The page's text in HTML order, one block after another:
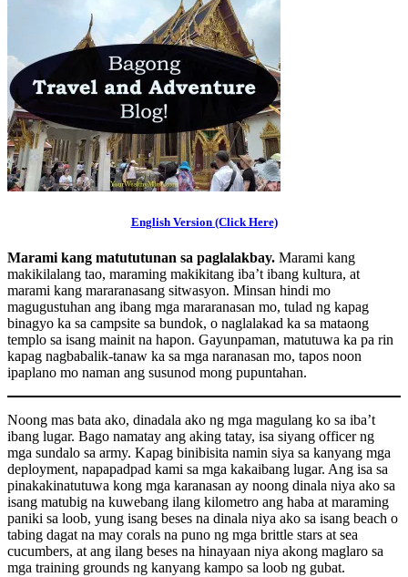
English Version (Click Here)
Marami kang matututunan sa paglalakbay. Marami kang
makikilalang tao, maraming makikitang iba’t ibang kultura, at
marami kang mararanasang sitwasyon. Minsan hindi mo
magugustuhan ang ibang mga mararanasan mo, tulad ng kapag
binagyo ka sa campsite sa bundok, o naglalakad ka sa mataong
templo sa isang mainit na hapon. Gayunpaman, matutuwa ka pa rin
kapag nagbabalik-tanaw ka sa mga naranasan mo, tapos noon
ipaplano mo naman ang susunod mong pupuntahan.
Noong mas bata ako, dinadala ako ng mga magulang ko sa iba’t
ibang lugar. Bago namatay ang aking tatay, isa siyang officer ng
mga sundalo sa army. Kapag binibisita namin siya sa kanyang mga
deployment, napapadpad kami sa mga kakaibang lugar. Ang isa sa
pinakakinatutuwa kong mga karanasan ay noong dinala niya ako sa
isang matubig na kuwebang ilang kilometro ang haba at maraming
paniki sa loob, yung isang beses na dinala niya ako sa isang beach o
tabing dagat na may corals na puno ng mga brittle stars at sea
cucumbers, at ang ilang beses na hinayaan niya akong maglaro sa
mga training grounds ng kanyang kampo sa loob ng gubat.